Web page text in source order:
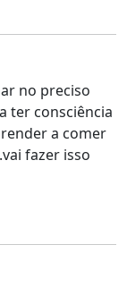
no preciso
ter consciência
a comer
fazer isso